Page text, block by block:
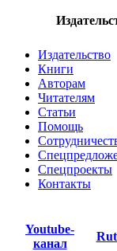
Издательство
Книги
Авторам
Читателям
Статьи
Помощь
Спецпроекты
Контакты
Youtube-
канал